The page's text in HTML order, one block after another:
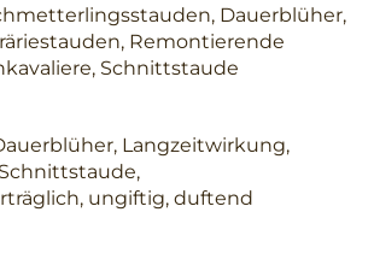
Dauerblüher,
Remontierende
Schnittstaude
Langzeitwirkung,
ungiftig, duftend